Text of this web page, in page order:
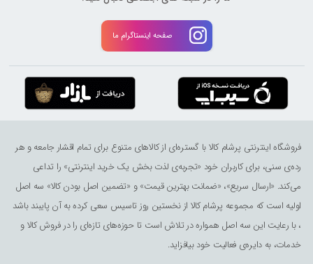
صفحه اینستاگرام ما
فروشگاه اینترنتی پرشام کالا با گستره‌ای از کالاهای متنوع برای تمام اقشار جامعه و هر
رده‌ی سنی، برای کاربران خود «تجربه‌ی لذت ‌بخش یک خرید اینترنتی» را تداعی
می‌کند. «ارسال سریع»، «ضمانت بهترین قیمت» و «تضمین اصل بودن کالا» سه اصل
اولیه است که مجموعه پرشام کالا از نخستین روز تاسیس سعی کرده به آن پایبند باشد
، با رعایت این سه اصل همواره در تلاش است تا حوزه‌های تازه‌ای را در فروش کالا و
خدمات، به دایره‌ی فعالیت خود بیافزاید.